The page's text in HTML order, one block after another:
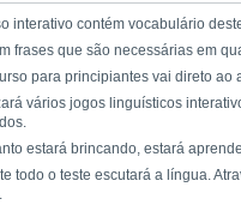
interativo contém vocabulário
frases que são necessárias em
para principiantes vai direto ao
vários jogos linguísticos
estará brincando, estará
todo o teste escutará a língua.